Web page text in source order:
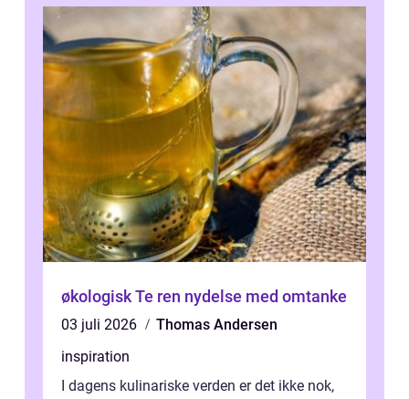
økologisk Te ren nydelse med omtanke
03 juli 2026
Thomas Andersen
inspiration
I dagens kulinariske verden er det ikke nok,